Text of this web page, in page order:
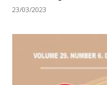
23/03/2023